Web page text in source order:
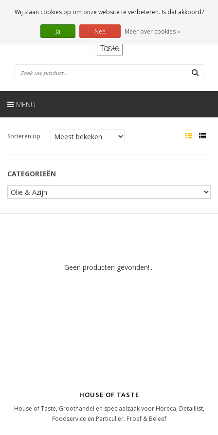
0 Artikelen
NL
MENU
Sorteren op:
CATEGORIEËN
Geen producten gevonden!...
HOUSE OF TASTE
House of Taste, Groothandel en speciaalzaak voor Horeca, Detaillist,
Foodservice en Particulier. Proef & Beleef
Wij slaan cookies op om onze website te verbeteren. Is dat akkoord?
Ja Nee Meer over cookies »